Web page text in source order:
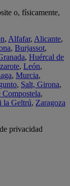
o, físicamente,
, Alfafar, Alicante,
, Burjassot,
, Huércal de
, León,
, Murcia,
, Salt, Girona,
Compostela,
la Geltrú, Zaragoza
privacidad